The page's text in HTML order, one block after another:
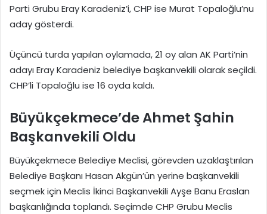
Parti Grubu Eray Karadeniz’i, CHP ise Murat Topaloğlu’nu
aday gösterdi.
Üçüncü turda yapılan oylamada, 21 oy alan AK Parti’nin
adayı Eray Karadeniz belediye başkanvekili olarak seçildi.
CHP’li Topaloğlu ise 16 oyda kaldı.
Büyükçekmece’de Ahmet Şahin
Başkanvekili Oldu
Büyükçekmece Belediye Meclisi, görevden uzaklaştırılan
Belediye Başkanı Hasan Akgün’ün yerine başkanvekili
seçmek için Meclis İkinci Başkanvekili Ayşe Banu Eraslan
başkanlığında toplandı. Seçimde CHP Grubu Meclis